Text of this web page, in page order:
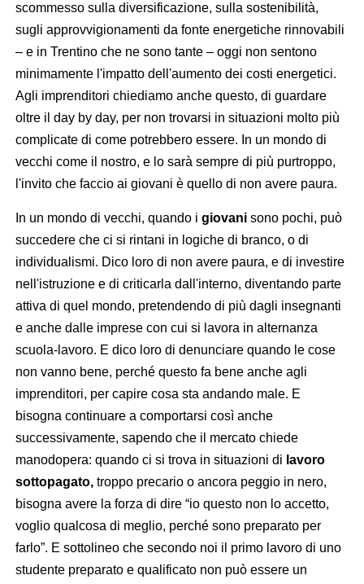
scommesso sulla diversificazione, sulla sostenibilità,
sugli approvvigionamenti da fonte energetiche rinnovabili
– e in Trentino che ne sono tante – oggi non sentono
minimamente l'impatto dell'aumento dei costi energetici.
Agli imprenditori chiediamo anche questo, di guardare
oltre il day by day, per non trovarsi in situazioni molto più
complicate di come potrebbero essere. In un mondo di
vecchi come il nostro, e lo sarà sempre di più purtroppo,
l'invito che faccio ai giovani è quello di non avere paura.
In un mondo di vecchi, quando i giovani sono pochi, può
succedere che ci si rintani in logiche di branco, o di
individualismi. Dico loro di non avere paura, e di investire
nell'istruzione e di criticarla dall'interno, diventando parte
attiva di quel mondo, pretendendo di più dagli insegnanti
e anche dalle imprese con cui si lavora in alternanza
scuola-lavoro. E dico loro di denunciare quando le cose
non vanno bene, perché questo fa bene anche agli
imprenditori, per capire cosa sta andando male. E
bisogna continuare a comportarsi così anche
successivamente, sapendo che il mercato chiede
manodopera: quando ci si trova in situazioni di lavoro
sottopagato,troppo precario o ancora peggio in nero,
bisogna avere la forza di dire “io questo non lo accetto,
voglio qualcosa di meglio, perché sono preparato per
farlo”. E sottolineo che secondo noi il primo lavoro di uno
studente preparato e qualificato non può essere un